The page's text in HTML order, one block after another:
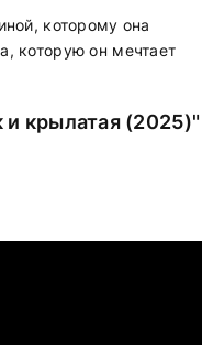
которому она
которую он мечтает
крылатая (2025)"